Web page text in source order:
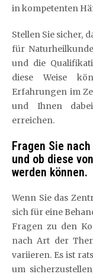
in kompetenten
Stellen Sie sicher,
für
und die
diese Weise
Erfahrungen im
und Ihnen
erreichen.
Fragen Sie
und ob diese
werden können.
Wenn Sie das
sich für eine
Fragen zu den
nach Art der
variieren. Es ist
um